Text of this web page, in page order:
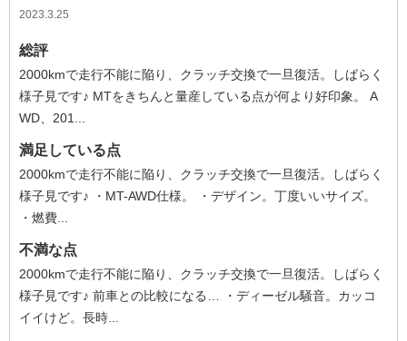
2023.3.25
総評
2000kmで走行不能に陥り、クラッチ交換で一旦復活。しばらく
様子見です♪ MTをきちんと量産している点が何より好印象。 A
WD、201...
満足している点
2000kmで走行不能に陥り、クラッチ交換で一旦復活。しばらく
様子見です♪ ・MT-AWD仕様。 ・デザイン。丁度いいサイズ。
・燃費...
不満な点
2000kmで走行不能に陥り、クラッチ交換で一旦復活。しばらく
様子見です♪ 前車との比較になる… ・ディーゼル騒音。カッコ
イイけど。長時...